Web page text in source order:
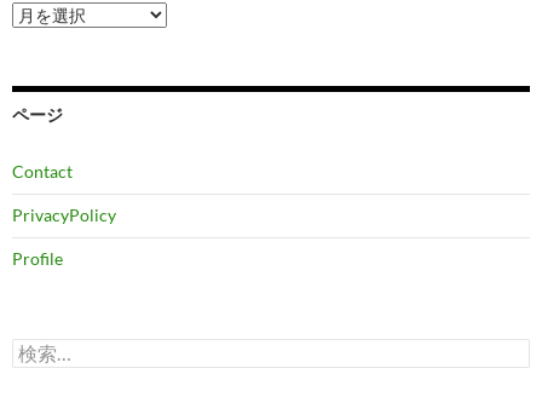
ア
ー
ブ
ページ
Contact
PrivacyPolicy
Profile
検
索: